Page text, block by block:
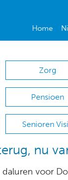
Home
Zorg
Pensioen
Senioren
nu
daluren voor